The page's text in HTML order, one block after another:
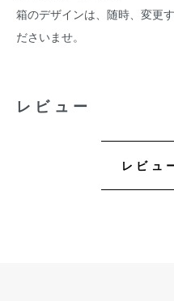
箱のデザインは、随時、変更
ださいませ。
レビュー
レビュ